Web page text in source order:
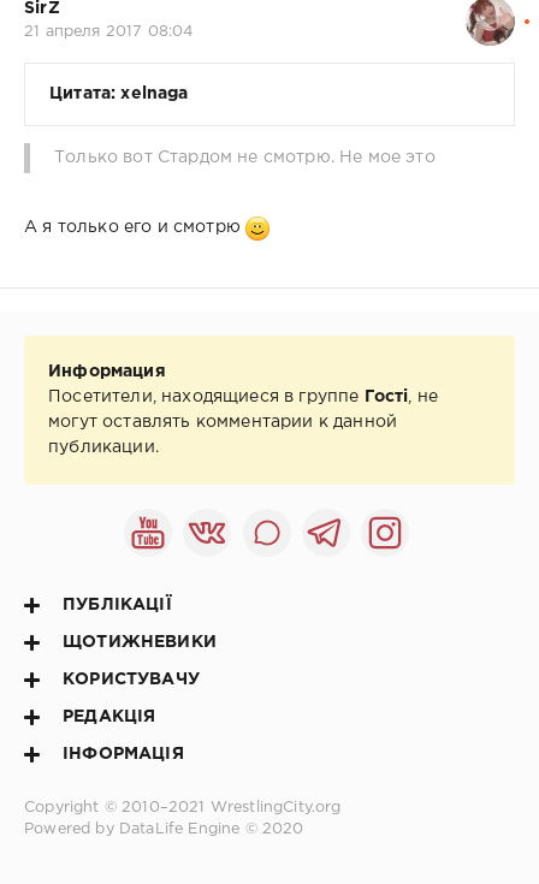
SirZ
21 апреля 2017 08:04
Цитата: xelnaga
Только вот Стардом не смотрю. Не мое это
А я только его и смотрю
Информация
Посетители, находящиеся в группе
Гості , не
могут оставлять комментарии к данной
публикации.
ПУБЛІКАЦІЇ
ЩОТИЖНЕВИКИ
КОРИСТУВАЧУ
РЕДАКЦІЯ
ІНФОРМАЦІЯ
Copyright © 2010–2021
WrestlingCity.org
Powered by DataLife Engine © 2020